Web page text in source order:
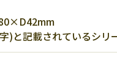
記載されているシリ